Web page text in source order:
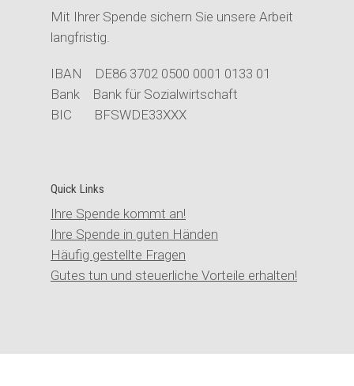
Mit Ihrer Spende sichern Sie unsere Arbeit
langfristig.
IBAN DE86 3702 0500 0001 0133 01
Bank Bank für Sozialwirtschaft
BIC BFSWDE33XXX
Quick Links
Ihre Spende kommt an!
Ihre Spende in guten Händen
Häufig gestellte Fragen
Gutes tun und steuerliche Vorteile erhalten!